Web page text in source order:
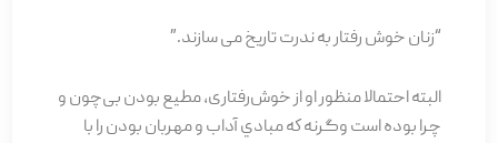
“زنان خوش رفتار به ندرت تاریخ می سازند.”
البته احتمالا منظور او از خوش‌‌رفتاری، مطیع بودن بی‌چون و
چرا بوده است وگرنه كه مبادي آداب و مهربان بودن را با